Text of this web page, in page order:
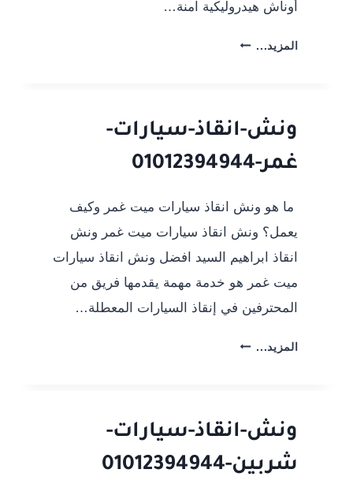
أوناش هيدروليكية آمنة…
المزيد... ونش
ساعة
|
سيارات
–
01012394944
ونش-انقاذ-سيارات-
غمر-01012394944
ما هو ونش انقاذ سيارات ميت غمر وكيف
يعمل؟ ونش انقاذ سيارات ميت غمر ونش
انقاذ ابراهيم السيد افضل ونش انقاذ سيارات
ميت غمر هو خدمة مهمة يقدمها فريق من
المحترفين في إنقاذ السيارات المعطلة…
المزيد... ونش-
ونش-انقاذ-سيارات-
شربين-01012394944